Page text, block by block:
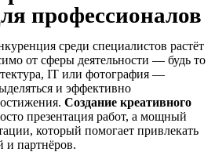
профессионалов
среди специалистов растёт
от сферы деятельности — будь то
IT или фотография —
и эффективно
Создание креативного
презентация работ, а мощный
который помогает привлекать
и партнёров.